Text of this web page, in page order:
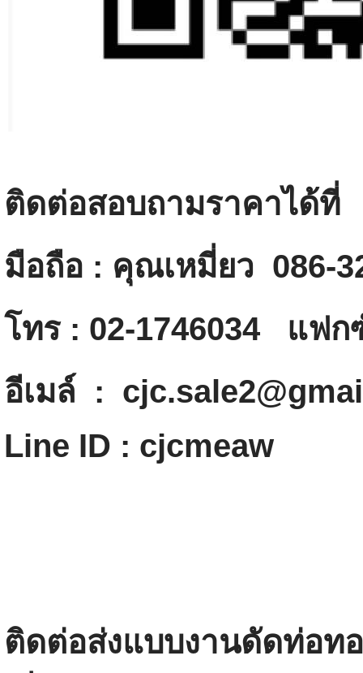
ติดต่อสอบถามราคาได้ที่
มือถือ : คุณเหมี่ยว 086-
โทร : 02-1746034 แฟก
อีเมล์ :
Line ID : cjcmeaw
ติดต่อส่งแบบงานดัดท่อท